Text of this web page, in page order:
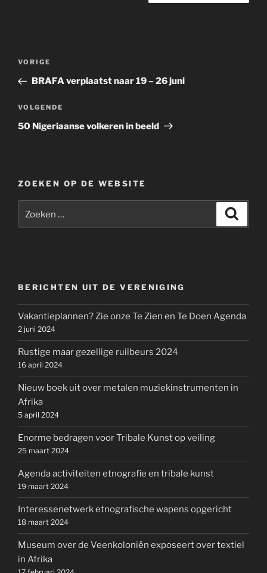
Berichtnavigatie
Vorig
bericht
VORIGE
BRAFA verplaatst naar 19 – 26 juni
Volgend
bericht
VOLGENDE
50 Nigeriaanse volkeren in beeld
ZOEKEN OP DE WEBSITE
naar:
BERICHTEN UIT DE VERENIGING
Vakantieplannen? Zie onze Te Zien en Te Doen Agenda
2 juni 2024
Rustige maar gezellige ruilbeurs 2024
16 april 2024
Nieuw boek uit over metalen muziekinstrumenten in
Afrika
5 april 2024
Enorme bedragen voor Tribale Kunst op veiling
25 maart 2024
Agenda activiteiten etnografie en tribale kunst
19 maart 2024
Interessenetwerk etnografische wapens opgericht
18 maart 2024
Museum over de Veenkoloniën exposeert over textiel
in Afrika